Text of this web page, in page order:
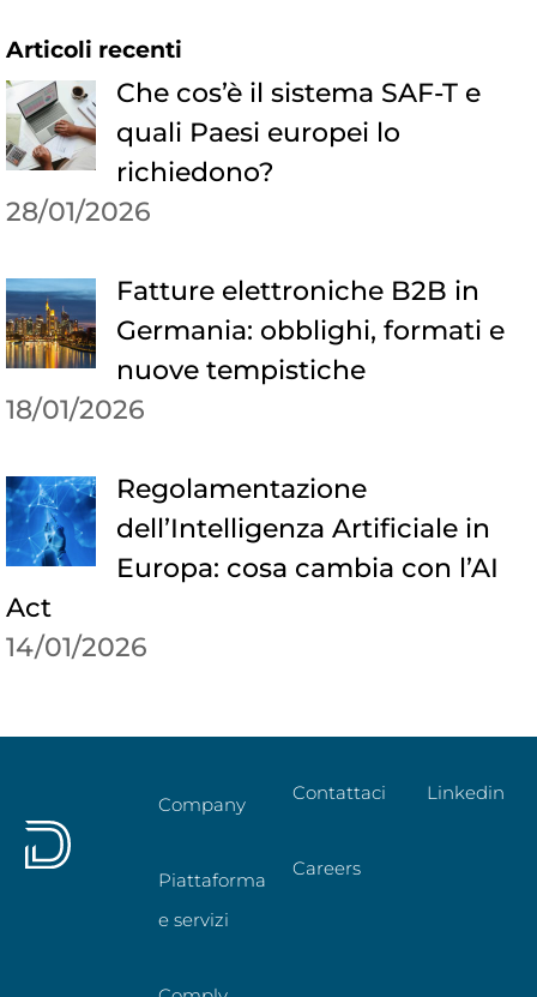
Articoli recenti
Che cos’è il sistema SAF-T e
quali Paesi europei lo
richiedono?
28/01/2026
Fatture elettroniche B2B in
Germania: obblighi, formati e
nuove tempistiche
18/01/2026
Regolamentazione
dell’Intelligenza Artificiale in
Europa: cosa cambia con l’AI
Act
14/01/2026
Company
Piattaforma
e servizi
Contattaci
Careers
Linkedin